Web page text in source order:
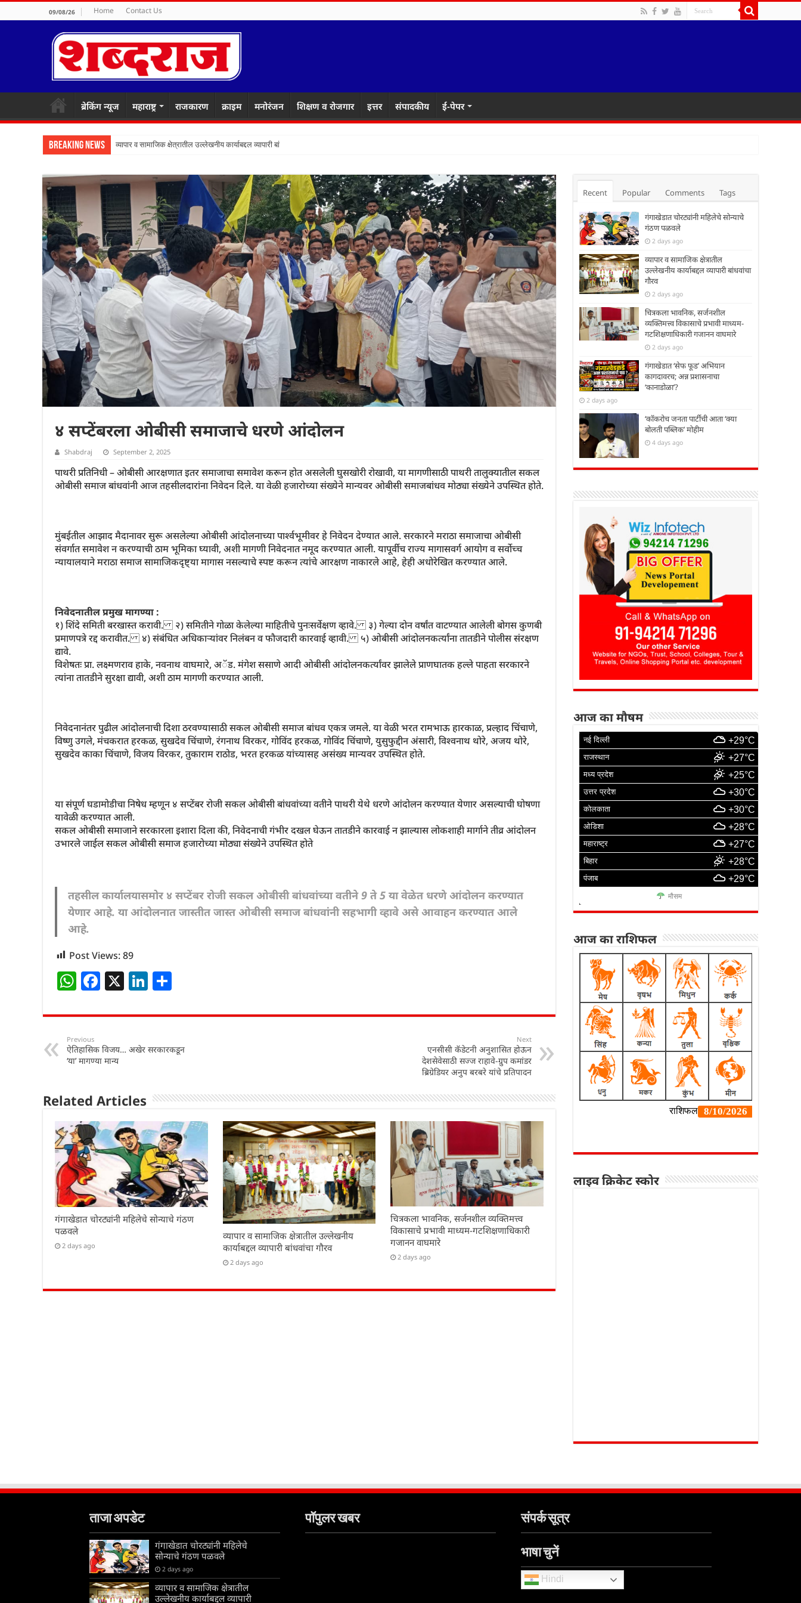
09/08/26 Home Contact Us
ब्रेकिंग न्यूज महाराष्ट्र राजकारण क्राइम मनोरंजन शिक्षण व रोजगार इत्तर संपादकीय ई-पेपर
Breaking News व्यापार व सामाजिक क्षेत्रातील उल्लेखनीय कार्याबद्दल व्यापारी बांधवांचा गौरव
४ सप्टेंबरला ओबीसी समाजाचे धरणे आंदोलन
Shabdraj September 2, 2025
पाथरी प्रतिनिधी – ओबीसी आरक्षणात इतर समाजाचा समावेश करून होत असलेली घुसखोरी रोखावी, या मागणीसाठी पाथरी तालुक्यातील सकल
ओबीसी समाज बांधवांनी आज तहसीलदारांना निवेदन दिले. या वेळी हजारोच्या संख्येने मान्यवर ओबीसी समाजबांधव मोठ्या संख्येने उपस्थित होते.
मुंबईतील आझाद मैदानावर सुरू असलेल्या ओबीसी आंदोलनाच्या पार्श्वभूमीवर हे निवेदन देण्यात आले. सरकारने मराठा समाजाचा ओबीसी
संवर्गात समावेश न करण्याची ठाम भूमिका घ्यावी, अशी मागणी निवेदनात नमूद करण्यात आली. यापूर्वीच राज्य मागासवर्ग आयोग व सर्वोच्च
न्यायालयाने मराठा समाज सामाजिकदृष्ट्या मागास नसल्याचे स्पष्ट करून त्यांचे आरक्षण नाकारले आहे, हेही अधोरेखित करण्यात आले.
निवेदनातील प्रमुख मागण्या :
१) शिंदे समिती बरखास्त करावी. २) समितीने गोळा केलेल्या माहितीचे पुनःसर्वेक्षण व्हावे. ३) गेल्या दोन वर्षांत वाटण्यात आलेली बोगस कुणबी
प्रमाणपत्रे रद्द करावीत. ४) संबंधित अधिकाऱ्यांवर निलंबन व फौजदारी कारवाई व्हावी. ५) ओबीसी आंदोलनकर्त्यांना तातडीने पोलीस संरक्षण
द्यावे.
विशेषतः प्रा. लक्ष्मणराव हाके, नवनाथ वाघमारे, अॅड. मंगेश ससाणे आदी ओबीसी आंदोलनकर्त्यांवर झालेले प्राणघातक हल्ले पाहता सरकारने
त्यांना तातडीने सुरक्षा द्यावी, अशी ठाम मागणी करण्यात आली.
निवेदनानंतर पुढील आंदोलनाची दिशा ठरवण्यासाठी सकल ओबीसी समाज बांधव एकत्र जमले. या वेळी भरत रामभाऊ हारकाळ, प्रल्हाद चिंचाणे,
विष्णु उगले, मंचकरात हरकळ, सुखदेव चिंचाणे, रंगनाथ विरकर, गोविंद हरकळ, गोविंद चिंचाणे, युसुफुद्दीन अंसारी, विश्वनाथ थोरे, अजय थोरे,
सुखदेव काका चिंचाणे, विजय विरकर, तुकाराम राठोड, भरत हरकळ यांच्यासह असंख्य मान्यवर उपस्थित होते.
या संपूर्ण घडामोडीचा निषेध म्हणून ४ सप्टेंबर रोजी सकल ओबीसी बांधवांच्या वतीने पाथरी येथे धरणे आंदोलन करण्यात येणार असल्याची घोषणा
यावेळी करण्यात आली.
सकल ओबीसी समाजाने सरकारला इशारा दिला की, निवेदनाची गंभीर दखल घेऊन तातडीने कारवाई न झाल्यास लोकशाही मार्गाने तीव्र आंदोलन
उभारले जाईल सकल ओबीसी समाज हजारोच्या मोठ्या संख्येने उपस्थित होते
तहसील कार्यालयासमोर ४ सप्टेंबर रोजी सकल ओबीसी बांधवांच्या वतीने 9 ते 5 या वेळेत धरणे आंदोलन करण्यात
येणार आहे. या आंदोलनात जास्तीत जास्त ओबीसी समाज बांधवांनी सहभागी व्हावे असे आवाहन करण्यात आले
आहे.
Post Views:89
W
at
s
A
p
F
c
e
b
o
k
X Li
k
dI
ar
Previous
ऐतिहासिक विजय… अखेर सरकारकडून
‘या’ मागण्या मान्य
Next
एनसीसी कॅडेटनी अनुशासित होऊन
देशसेवेसाठी सज्ज राहावे-ग्रुप कमांडर
ब्रिग्रेडियर अनुप बरबरे यांचे प्रतिपादन
Related Articles
गंगाखेडात चोरट्यांनी महिलेचे सोन्याचे गंठण
पळवले
2 days ago
व्यापार व सामाजिक क्षेत्रातील उल्लेखनीय
कार्याबद्दल व्यापारी बांधवांचा गौरव
2 days ago
चित्रकला भावनिक, सर्जनशील व्यक्तिमत्त्व
विकासाचे प्रभावी माध्यम-गटशिक्षणाधिकारी
गजानन वाघमारे
2 days ago
Recent Popular Comments Tags
गंगाखेडात चोरट्यांनी महिलेचे सोन्याचे
गंठण पळवले
2 days ago
व्यापार व सामाजिक क्षेत्रातील
उल्लेखनीय कार्याबद्दल व्यापारी बांधवांचा
गौरव
2 days ago
चित्रकला भावनिक, सर्जनशील
व्यक्तिमत्त्व विकासाचे प्रभावी माध्यम-
गटशिक्षणाधिकारी गजानन वाघमारे
2 days ago
गंगाखेडात ‘सेफ फूड’ अभियान
कागदावरच; अन्न प्रशासनाचा
‘कानाडोळा’?
2 days ago
‘कॉकरोच जनता पार्टीची आता ‘क्या
बोलती पब्लिक’ मोहीम
4 days ago
आज का मौषम
नई दिल्ली +29°C
राजस्थान +27°C
मध्य प्रदेश +25°C
उत्तर प्रदेश +30°C
कोलकाता +30°C
ओडिशा +28°C
महाराष्ट्र +27°C
बिहार +28°C
पंजाब +29°C
मौसम
आज का राशिफल
लाइव क्रिकेट स्कोर
ताजा अपडेट
गंगाखेडात चोरट्यांनी महिलेचे
सोन्याचे गंठण पळवले
2 days ago
व्यापार व सामाजिक क्षेत्रातील
उल्लेखनीय कार्याबद्दल व्यापारी
पॉपुलर खबर संपर्क सूत्र
भाषा चुनें
Hindi